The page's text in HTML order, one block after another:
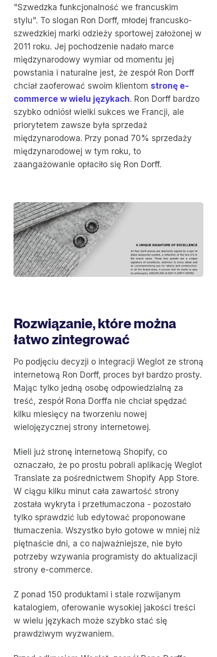
"Szwedzka funkcjonalność we francuskim
stylu". To slogan Ron Dorff, młodej francusko-
szwedzkiej marki odzieży sportowej założonej w
2011 roku. Jej pochodzenie nadało marce
międzynarodowy wymiar od momentu jej
powstania i naturalne jest, że zespół Ron Dorff
chciał zaoferować swoim klientom stronę e-
commerce w wielu językach. Ron Dorff bardzo
szybko odniósł wielki sukces we Francji, ale
priorytetem zawsze była sprzedaż
międzynarodowa. Przy ponad 70% sprzedaży
międzynarodowej w tym roku, to
zaangażowanie opłaciło się Ron Dorff.
Rozwiązanie, które można
łatwo zintegrować
Po podjęciu decyzji o integracji Weglot ze stroną
internetową Ron Dorff, proces był bardzo prosty.
Mając tylko jedną osobę odpowiedzialną za
treść, zespół Rona Dorffa nie chciał spędzać
kilku miesięcy na tworzeniu nowej
wielojęzycznej strony internetowej.
Mieli już stronę internetową Shopify, co
oznaczało, że po prostu pobrali aplikację Weglot
Translate za pośrednictwem Shopify App Store.
W ciągu kilku minut cała zawartość strony
została wykryta i przetłumaczona - pozostało
tylko sprawdzić lub edytować proponowane
tłumaczenia. Wszystko było gotowe w mniej niż
piętnaście dni, a co najważniejsze, nie było
potrzeby wzywania programisty do aktualizacji
strony e-commerce.
Z ponad 150 produktami i stale rozwijanym
katalogiem, oferowanie wysokiej jakości treści
w wielu językach może szybko stać się
prawdziwym wyzwaniem.